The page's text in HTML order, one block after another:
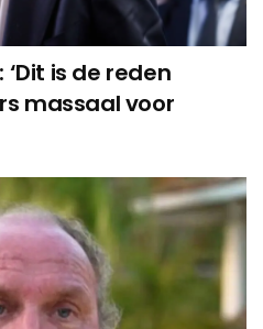
is de reden
massaal voor